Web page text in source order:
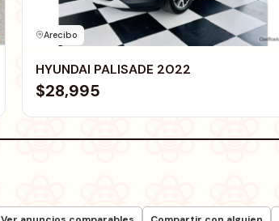
Arecibo
HYUNDAI PALISADE 2022
$28,995